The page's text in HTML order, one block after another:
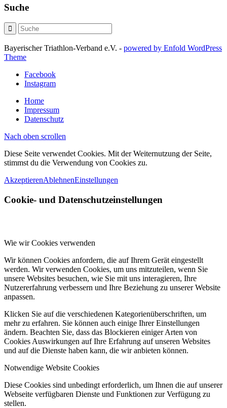
Suche
Bayerischer Triathlon-Verband e.V. - powered by Enfold WordPress
Theme
Facebook
Instagram
Home
Impressum
Datenschutz
Nach oben scrollen
Diese Seite verwendet Cookies. Mit der Weiternutzung der Seite,
stimmst du die Verwendung von Cookies zu.
AkzeptierenAblehnenEinstellungen
Cookie- und Datenschutzeinstellungen
Wie wir Cookies verwenden
Wir können Cookies anfordern, die auf Ihrem Gerät eingestellt
werden. Wir verwenden Cookies, um uns mitzuteilen, wenn Sie
unsere Websites besuchen, wie Sie mit uns interagieren, Ihre
Nutzererfahrung verbessern und Ihre Beziehung zu unserer Website
anpassen.
Klicken Sie auf die verschiedenen Kategorienüberschriften, um
mehr zu erfahren. Sie können auch einige Ihrer Einstellungen
ändern. Beachten Sie, dass das Blockieren einiger Arten von
Cookies Auswirkungen auf Ihre Erfahrung auf unseren Websites
und auf die Dienste haben kann, die wir anbieten können.
Notwendige Website Cookies
Diese Cookies sind unbedingt erforderlich, um Ihnen die auf unserer
Webseite verfügbaren Dienste und Funktionen zur Verfügung zu
stellen.